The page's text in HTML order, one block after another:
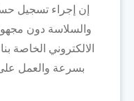
إن إجراء تسجيل
والسلاسة دون
الالكتروني الخاصة
بسرعة والعمل